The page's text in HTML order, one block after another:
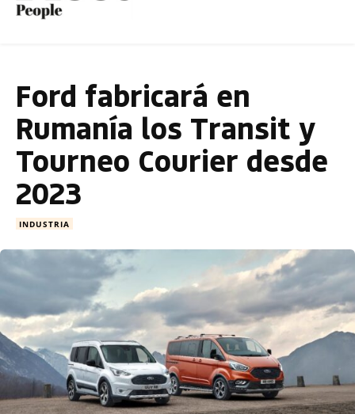
Ford fabricará en
Rumanía los Transit y
Tourneo Courier desde
2023
INDUSTRIA